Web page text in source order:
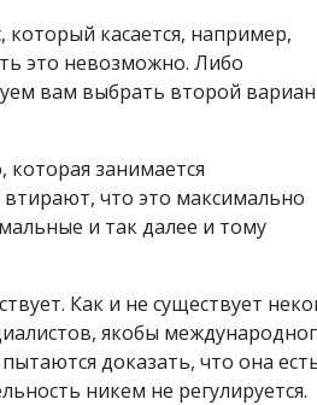
касается, например,
это невозможно. Либо
вам выбрать второй
занимается
что это максимально
и так далее и тому
Как и не существует
якобы
доказать, что она
никем не регулируется.